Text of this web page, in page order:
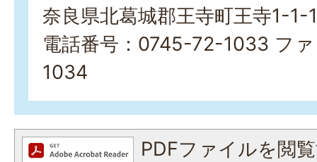
奈良県北葛城郡王寺町王寺1-1-
電話番号：0745-72-1033 フ
1034
PDFファイルを閲